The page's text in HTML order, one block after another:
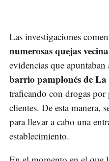
Las investigaciones
numerosas quejas
evidencias que apuntaban
barrio pamplonés de
traficando con drogas por
clientes. De esta manera,
para llevar a cabo una
establecimiento.